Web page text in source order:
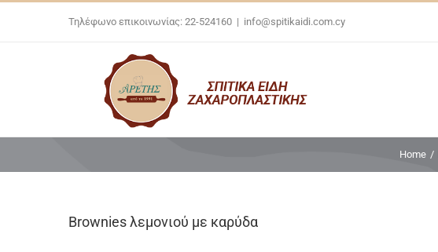
Τηλέφωνο επικοινωνίας: 22-524160 | info@spitikaidi.com.cy
Home /
Brownies λεμονιού με καρύδα